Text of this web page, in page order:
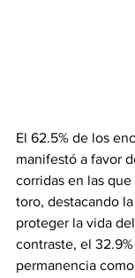
El 62.5% de los
manifestó a favor
corridas en las
toro, destacando
proteger la vida
contraste, el
permanencia